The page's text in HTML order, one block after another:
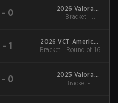
- 0
2026 Valorant
Champions Tour:
Bracket - UB
- 1
2026 VCT Americas
Kickoff
Bracket - Round of 16
- 0
2025 Valorant
Champions Tour:
Bracket - UB